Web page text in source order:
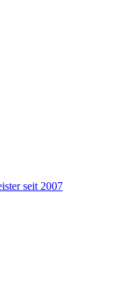
seit 2007